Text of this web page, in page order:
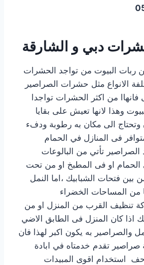
دبي و الشارقة
ربات البيوت من تواجد الحشرات
الانواع مثل حشرات الصراصير
فانهاا من اكثر الحشرات تواجدا
وهذا لانها تعيش على بقايا
وتحتاج الى مكان به رطوبة ودفء
فى المنازل في الحمام
الصراصير تأتي من البالوعات
الحمام او فى المطبخ او من تحت
بين فتحات الشبابيك ،اما النمل
من المساحات الخضراء
تنظيف القرب من المنزل او من
اذا كان المنزل فى الطابق الاضي
والصراصير به يكون اكبر لهذا فان
تقدم خدمتاه في ابادة
استخدام اقوى المبيدات